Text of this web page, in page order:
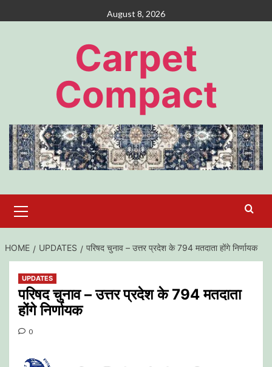
to
August 8, 2026
Carpet
Compact
Menu
HOME UPDATES परिषद चुनाव – उत्तर प्रदेश के 794 मतदाता होंगे निर्णायक
UPDATES
परिषद चुनाव – उत्तर प्रदेश के 794 मतदाता
होंगे निर्णायक
0